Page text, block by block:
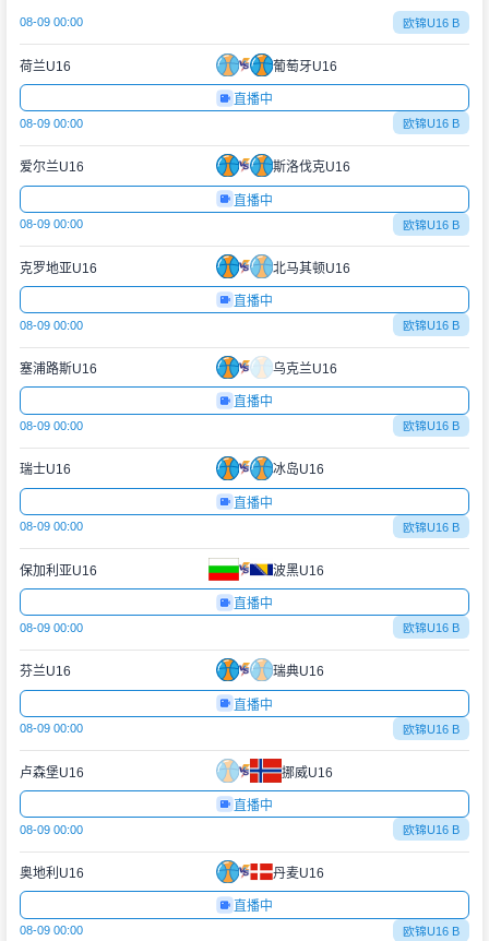
08-09 00:00 欧锦U16 B
荷兰U16 葡萄牙U16
直播中
08-09 00:00 欧锦U16 B
爱尔兰U16 斯洛伐克U16
直播中
08-09 00:00 欧锦U16 B
克罗地亚U16 北马其顿U16
直播中
08-09 00:00 欧锦U16 B
塞浦路斯U16 乌克兰U16
直播中
08-09 00:00 欧锦U16 B
瑞士U16 冰岛U16
直播中
08-09 00:00 欧锦U16 B
保加利亚U16 波黑U16
直播中
08-09 00:00 欧锦U16 B
芬兰U16 瑞典U16
直播中
08-09 00:00 欧锦U16 B
卢森堡U16 挪威U16
直播中
08-09 00:00 欧锦U16 B
奥地利U16 丹麦U16
直播中
08-09 00:00 欧锦U16 B